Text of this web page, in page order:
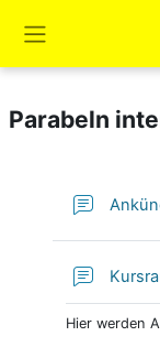
Parabeln
Hier werden